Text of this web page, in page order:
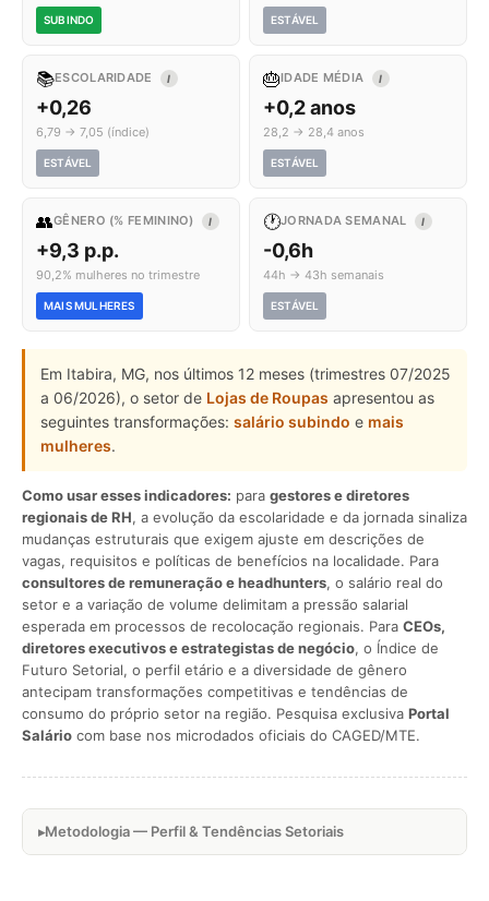
SUBINDO ESTÁVEL
📚ESCOLARIDADE I
+0,26
6,79 → 7,05 (índice)
ESTÁVEL
🎂IDADE MÉDIA I
+0,2 anos
28,2 → 28,4 anos
ESTÁVEL
👥GÊNERO (% FEMININO) I
+9,3 p.p.
90,2% mulheres no trimestre
MAIS MULHERES
🕐JORNADA SEMANAL I
-0,6h
44h → 43h semanais
ESTÁVEL
Em Itabira, MG, nos últimos 12 meses (trimestres 07/2025
a 06/2026), o setor de Lojas de Roupas apresentou as
seguintes transformações: salário subindo e mais
mulheres.
Como usar esses indicadores: para gestores e diretores
regionais de RH, a evolução da escolaridade e da jornada sinaliza
mudanças estruturais que exigem ajuste em descrições de
vagas, requisitos e políticas de benefícios na localidade. Para
consultores de remuneração e headhunters, o salário real do
setor e a variação de volume delimitam a pressão salarial
esperada em processos de recolocação regionais. Para CEOs,
diretores executivos e estrategistas de negócio, o Índice de
Futuro Setorial, o perfil etário e a diversidade de gênero
antecipam transformações competitivas e tendências de
consumo do próprio setor na região. Pesquisa exclusiva Portal
Salário com base nos microdados oficiais do CAGED/MTE.
Metodologia — Perfil & Tendências Setoriais